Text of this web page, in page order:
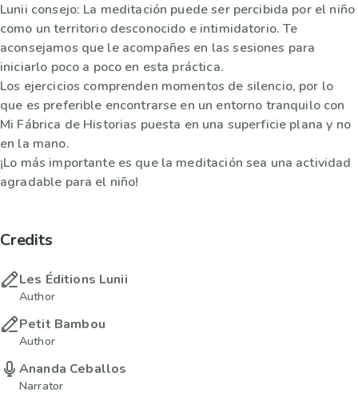
Lunii consejo: La meditación puede ser percibida por el niño
como un territorio desconocido e intimidatorio. Te
aconsejamos que le acompañes en las sesiones para
iniciarlo poco a poco en esta práctica.
Los ejercicios comprenden momentos de silencio, por lo
que es preferible encontrarse en un entorno tranquilo con
Mi Fábrica de Historias puesta en una superficie plana y no
en la mano.
¡Lo más importante es que la meditación sea una actividad
agradable para el niño!
Credits
Les Éditions Lunii
Author
Petit Bambou
Author
Ananda Ceballos
Narrator